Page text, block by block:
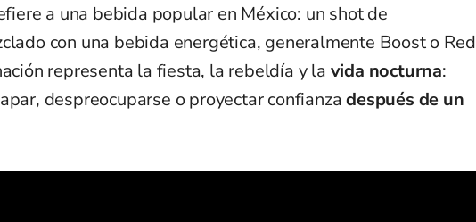
a una bebida popular en México: un shot de
con una bebida energética, generalmente Boost o Red
representa la fiesta, la rebeldía y la vida nocturna:
despreocuparse o proyectar confianzadespués de un